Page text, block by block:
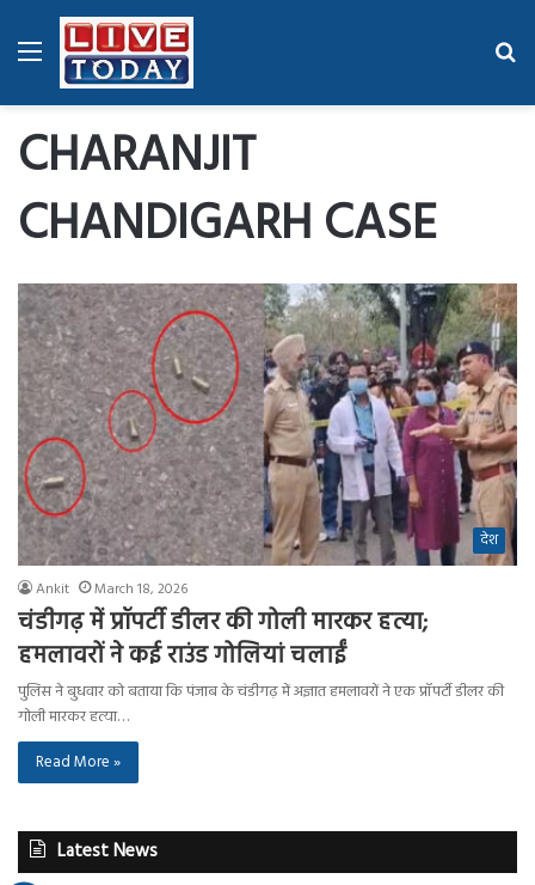
Menu
CHARANJIT
CHANDIGARH CASE
देश
Ankit March 18, 2026
चंडीगढ़ में प्रॉपर्टी डीलर की गोली मारकर हत्या;
हमलावरों ने कई राउंड गोलियां चलाईं
पुलिस ने बुधवार को बताया कि पंजाब के चंडीगढ़ में अज्ञात हमलावरों ने एक प्रॉपर्टी डीलर की
गोली मारकर हत्या…
Read More »
Latest News